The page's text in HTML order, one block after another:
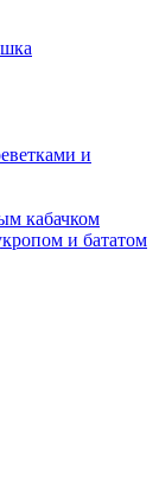
и
кабачком
и бататом